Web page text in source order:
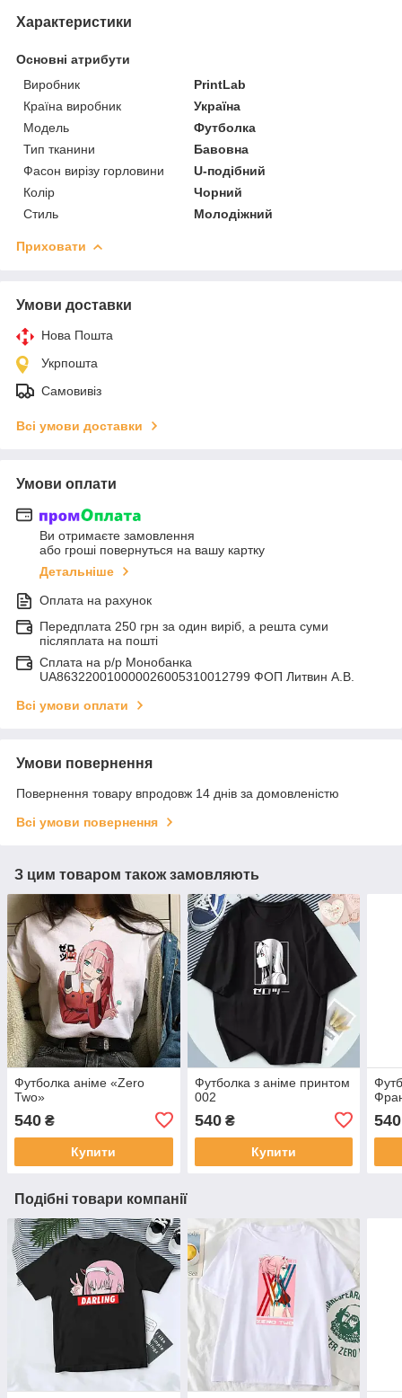
Характеристики
Основні атрибути
Виробник
PrintLab
Країна виробник
Україна
Модель
Футболка
Тип тканини
Бавовна
Фасон вирізу горловини
U-подібний
Колір
Чорний
Стиль
Молодіжний
Приховати
Умови доставки
Нова Пошта
Укрпошта
Самовивіз
Всі умови доставки
Умови оплати
Ви отримаєте замовлення
або гроші повернуться на вашу картку
Детальніше
Оплата на рахунок
Передплата 250 грн за один виріб, а решта суми
післяплата на пошті
Сплата на р/р Монобанка
UA863220010000026005310012799 ФОП Литвин А.В.
Всі умови оплати
Умови повернення
Повернення товару впродовж 14 днів за домовленістю
Всі умови повернення
З цим товаром також замовляють
Футболка аніме «Zero
Two»
540 ₴
Купити
Футболка з аніме принтом
002
540₴
Купити
540
Подібні товари компанії